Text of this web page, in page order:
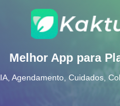
Melhor App para
IA, Agendamento, Cuidados,